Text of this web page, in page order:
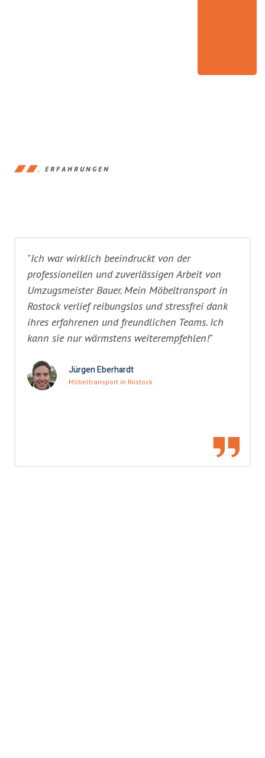
ERFAHRUNGEN
"Ich war wirklich beeindruckt von der
professionellen und zuverlässigen Arbeit von
Umzugsmeister Bauer. Mein Möbeltransport in
Rostock verlief reibungslos und stressfrei dank
ihres erfahrenen und freundlichen Teams. Ich
kann sie nur wärmstens weiterempfehlen!"
Jürgen Eberhardt
Möbeltransport in Rostock